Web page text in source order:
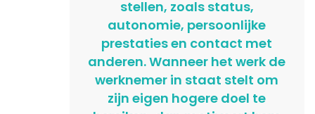
stellen, zoals status,
autonomie, persoonlijke
prestaties en contact met
anderen. Wanneer het werk de
werknemer in staat stelt om
zijn eigen hogere doel te